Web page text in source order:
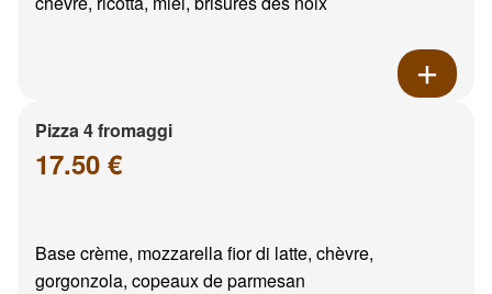
Pizza 4 fromaggi
17.50 €
Base crème, mozzarella fior di latte, chèvre,
gorgonzola, copeaux de parmesan